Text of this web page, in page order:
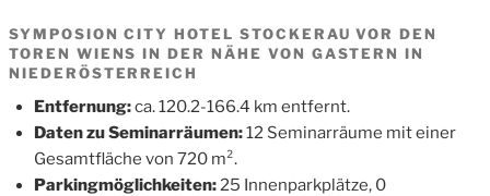
SYMPOSION CITY HOTEL STOCKERAU VOR DEN
TOREN WIENS IN DER NÄHE VON GASTERN IN
NIEDERÖSTERREICH
Entfernung:ca. 120.2-166.4 km entfernt.
Daten zu Seminarräumen:12 Seminarräume mit einer
Gesamtfläche von 720 m².
Parkingmöglichkeiten:25 Innenparkplätze, 0